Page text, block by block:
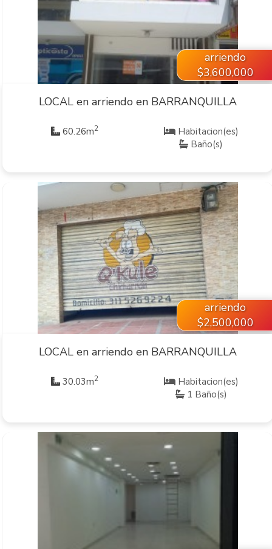
VER INMUEBLE
arriendo
$3,600,000
LOCAL en arriendo en BARRANQUILLA
60.26m2
Habitacion(es)
Baño(s)
VER INMUEBLE
arriendo
$2,500,000
LOCAL en arriendo en BARRANQUILLA
30.03m2
Habitacion(es)
1 Baño(s)